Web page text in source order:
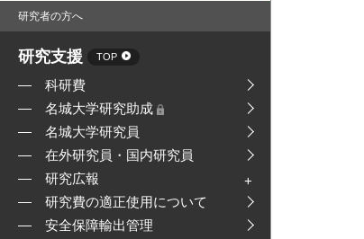
研究者の方へ
研究支援 TOP
科研費
名城大学研究助成
名城大学研究員
在外研究員・国内研究員
研究広報
研究費の適正使用について
安全保障輸出管理